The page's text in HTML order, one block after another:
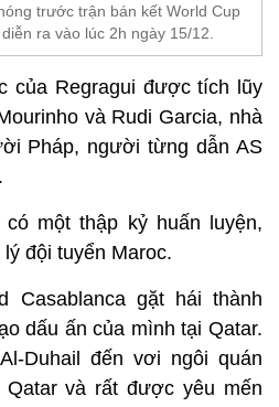
trước trận bán kết World Cup
ra vào lúc 2h ngày 15/12.
của Regragui được tích lũy
và Rudi Garcia, nhà
Pháp, người từng dẫn AS
một thập kỷ huấn luyện,
đội tuyển Maroc.
Casablanca gặt hái thành
dấu ấn của mình tại Qatar.
Duhail đến vơi ngôi quán
Qatar và rất được yêu mến